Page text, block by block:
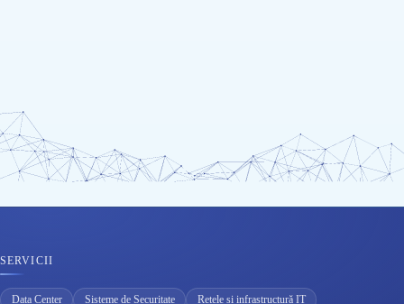
SERVICII
Data Center Sisteme de Securitate Rețele și infrastructură IT